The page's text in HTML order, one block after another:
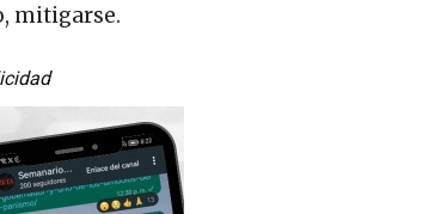
mitigarse.